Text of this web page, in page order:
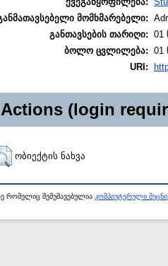
მომხმარებელი:
განთავსების თარიღი: 01
ბოლო ცვლილება: 01
URI:
Actions (login
ობიექტის ნახვა
რომელიც შემუშავებულია კომპიუტერული